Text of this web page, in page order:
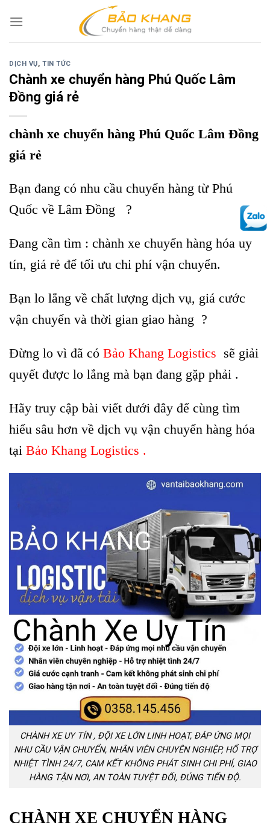
DỊCH VỤ,TIN TỨC
Chành xe chuyển hàng Phú Quốc Lâm
Đồng giá rẻ
chành xe chuyển hàng Phú Quốc Lâm Đồng
giá rẻ
Bạn đang có nhu cầu chuyển hàng từ Phú
Quốc về Lâm Đồng ?
Đang cần tìm : chành xe chuyển hàng hóa uy
tín, giá rẻ để tối ưu chi phí vận chuyển.
Bạn lo lắng về chất lượng dịch vụ, giá cước
vận chuyển và thời gian giao hàng ?
Đừng lo vì đã có Bảo Khang Logistics sẽ giải
quyết được lo lắng mà bạn đang gặp phải .
Hãy truy cập bài viết dưới đây để cùng tìm
hiểu sâu hơn về dịch vụ vận chuyển hàng hóa
tại Bảo Khang Logistics .
CHÀNH XE UY TÍN , ĐỘI XE LỚN LINH HOẠT, ĐÁP ỨNG MỌI
NHU CẦU VẬN CHUYỂN, NHÂN VIÊN CHUYÊN NGHIỆP, HỔ TRỢ
NHIỆT TÌNH 24/7, CAM KẾT KHÔNG PHÁT SINH CHI PHÍ, GIAO
HÀNG TẬN NƠI, AN TOÀN TUYỆT ĐỐI, ĐÚNG TIẾN ĐỘ.
CHÀNH XE CHUYỂN HÀNG